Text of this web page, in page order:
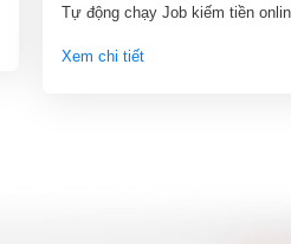
Tự động chạy Job kiếm tiền
Xem chi tiết